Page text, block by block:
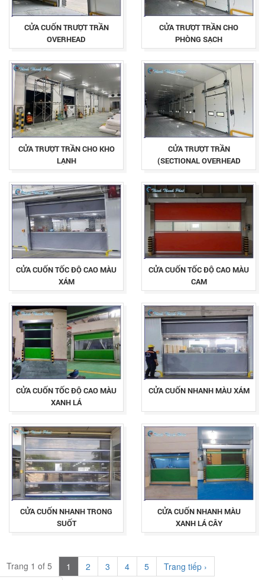
CỬA CUỐN TRƯỢT TRẦN
OVERHEAD
CỬA TRƯỢT TRẦN CHO
PHÒNG SẠCH
CỬA TRƯỢT TRẦN CHO KHO
LẠNH
CỬA TRƯỢT TRẦN
(SECTIONAL OVERHEAD
DOOR)
CỬA CUỐN TỐC ĐỘ CAO MÀU
XÁM
CỬA CUỐN TỐC ĐỘ CAO MÀU
CAM
CỬA CUỐN TỐC ĐỘ CAO MÀU
XANH LÁ
CỬA CUỐN NHANH MÀU XÁM
CỬA CUỐN NHANH TRONG
SUỐT
CỬA CUỐN NHANH MÀU
XANH LÁ CÂY
Trang 1 of 5 1 2 3 4 5
Trang tiếp ›